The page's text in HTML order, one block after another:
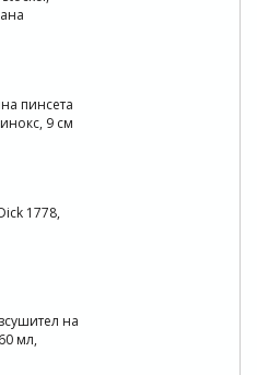
пинсета
9 см
1778,
на
мл,